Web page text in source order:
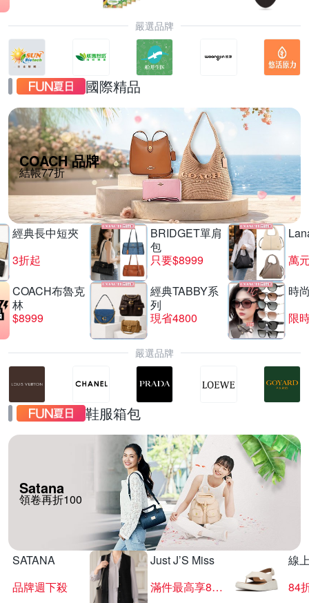
嚴選品牌
國際精品
COACH 品牌
結帳77折
經典長中短夾
3折起
BRIDGET單肩
包
只要$8999
萬
COACH布魯克
林
$8999
經典TABBY系
列
現省4800
時
限
嚴選品牌
鞋服箱包
Satana
領卷再折100
SATANA
品牌週下殺
Just J’S Miss
滿件最高享85折
線
84